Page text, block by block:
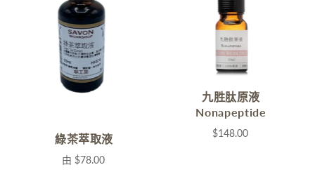
綠茶萃取液
由 $78.00
九胜肽原液
Nonapeptide
$148.00